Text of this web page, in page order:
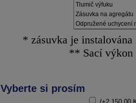
Tlumič výfuku
Zásuvka na agregátu
Odpružené uchycení
* zásuvka je instalována
** Sací výkon
Vyberte si prosím
(+2.150,00